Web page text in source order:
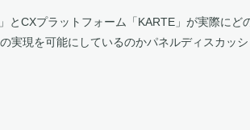
CXプラットフォーム「KARTE」が実際にど
現を可能にしているのかパネルディスカッシ